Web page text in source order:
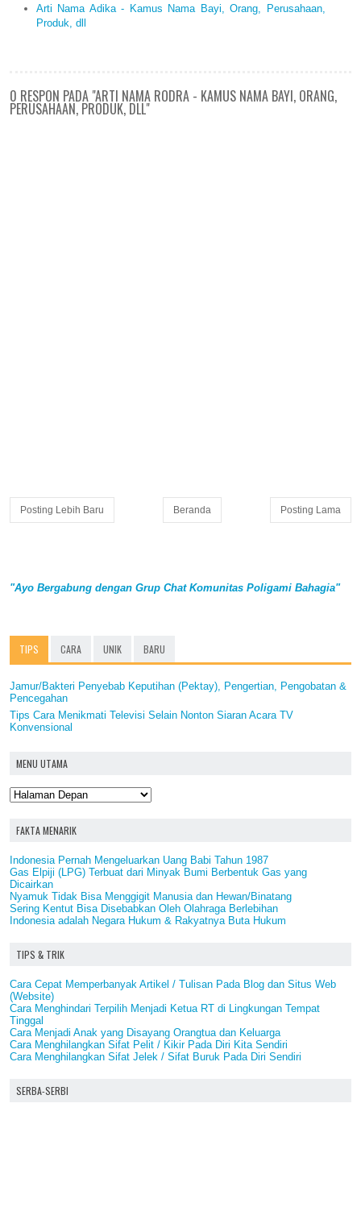
Arti Nama Adika - Kamus Nama Bayi, Orang, Perusahaan,
Produk, dll
0 RESPON PADA "ARTI NAMA RODRA - KAMUS NAMA BAYI, ORANG,
PERUSAHAAN, PRODUK, DLL"
Posting Lebih Baru Posting Lama
Beranda
"Ayo Bergabung dengan Grup Chat Komunitas Poligami Bahagia"
TIPS CARA UNIK BARU
Jamur/Bakteri Penyebab Keputihan (Pektay), Pengertian, Pengobatan &
Pencegahan
Tips Cara Menikmati Televisi Selain Nonton Siaran Acara TV
Konvensional
MENU UTAMA
FAKTA MENARIK
Indonesia Pernah Mengeluarkan Uang Babi Tahun 1987
Gas Elpiji (LPG) Terbuat dari Minyak Bumi Berbentuk Gas yang
Dicairkan
Nyamuk Tidak Bisa Menggigit Manusia dan Hewan/Binatang
Sering Kentut Bisa Disebabkan Oleh Olahraga Berlebihan
Indonesia adalah Negara Hukum & Rakyatnya Buta Hukum
TIPS & TRIK
Cara Cepat Memperbanyak Artikel / Tulisan Pada Blog dan Situs Web
(Website)
Cara Menghindari Terpilih Menjadi Ketua RT di Lingkungan Tempat
Tinggal
Cara Menjadi Anak yang Disayang Orangtua dan Keluarga
Cara Menghilangkan Sifat Pelit / Kikir Pada Diri Kita Sendiri
Cara Menghilangkan Sifat Jelek / Sifat Buruk Pada Diri Sendiri
SERBA-SERBI